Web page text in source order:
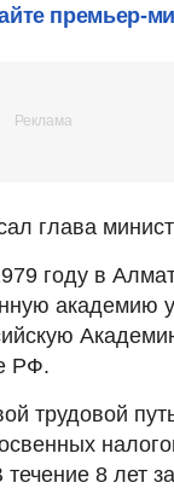
премьер-
глава
году в
академию
РФ.
трудовой
8 лет